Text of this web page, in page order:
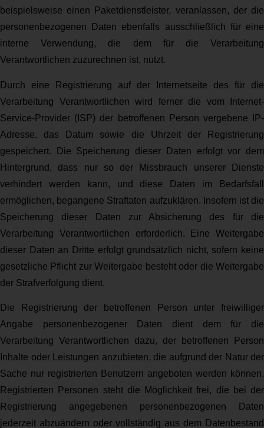
beispielsweise einen Paketdienstleister, veranlassen, der die
personenbezogenen Daten ebenfalls ausschließlich für eine
interne Verwendung, die dem für die Verarbeitung
Verantwortlichen zuzurechnen ist, nutzt.
Durch eine Registrierung auf der Internetseite des für die
Verarbeitung Verantwortlichen wird ferner die vom Internet-
Service-Provider (ISP) der betroffenen Person vergebene IP-
Adresse, das Datum sowie die Uhrzeit der Registrierung
gespeichert. Die Speicherung dieser Daten erfolgt vor dem
Hintergrund, dass nur so der Missbrauch unserer Dienste
verhindert werden kann, und diese Daten im Bedarfsfall
ermöglichen, begangene Straftaten aufzuklären. Insofern ist die
Speicherung dieser Daten zur Absicherung des für die
Verarbeitung Verantwortlichen erforderlich. Eine Weitergabe
dieser Daten an Dritte erfolgt grundsätzlich nicht, sofern keine
gesetzliche Pflicht zur Weitergabe besteht oder die Weitergabe
der Strafverfolgung dient.
Die Registrierung der betroffenen Person unter freiwilliger
Angabe personenbezogener Daten dient dem für die
Verarbeitung Verantwortlichen dazu, der betroffenen Person
Inhalte oder Leistungen anzubieten, die aufgrund der Natur der
Sache nur registrierten Benutzern angeboten werden können.
Registrierten Personen steht die Möglichkeit frei, die bei der
Registrierung angegebenen personenbezogenen Daten
jederzeit abzuändern oder vollständig aus dem Datenbestand